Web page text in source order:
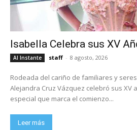
Isabella Celebra sus XV
Al Instante staff - 8 agosto, 2026
Rodeada del cariño de familiares y
Alejandra Cruz Vázquez celebró sus XV
especial que marca el comienzo...
Leer más